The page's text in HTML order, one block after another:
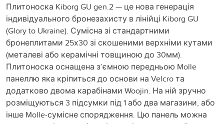
Плитоноска Kiborg GU gen.2 — це нова генерація
індивідуального бронезахисту в лінійці Kiborg GU
(Glory to Ukraine). Сумісна зі стандартними
бронеплитами 25х30 зі скошеними верхніми кутами
(металеві або керамічні товщиною до 30мм).
Плитоноска оснащена з’ємною передньою Molle
панеллю яка кріпиться до основи на Velcro та
додатково двома карабінами Woojin. На ній зручно
розміщуються 3 підсумки під 1 або два магазини, або
інше Molle-сумісне спорядження. Цю панель можна